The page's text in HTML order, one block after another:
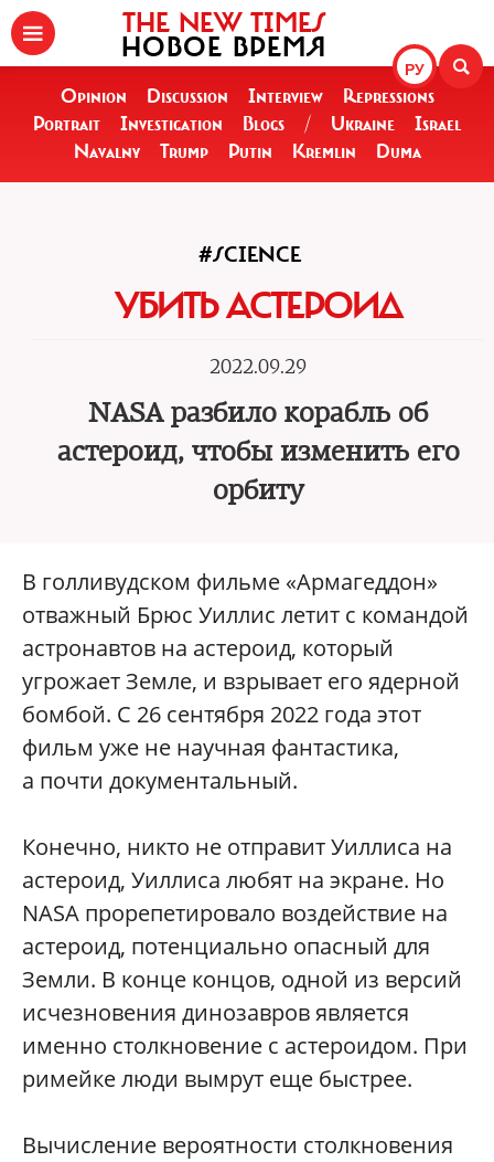
РУ
THE NEW TIMES
НОВОЕ ВРЕМЯ
Opinion Discussion Interview
Repressions
Portrait
Investigation Blogs / Ukraine
Israel
Navalny
Trump Putin Kremlin Duma
#SCIENCE
УБИТЬ АСТЕРОИД
2022.09.29
NASA разбило корабль об
астероид, чтобы изменить его
орбиту
В голливудском фильме «Армагеддон»
отважный Брюс Уиллис летит с командой
астронавтов на астероид, который
угрожает Земле, и взрывает его ядерной
бомбой. С 26 сентября 2022 года этот
фильм уже не научная фантастика,
а почти документальный.
Конечно, никто не отправит Уиллиса на
астероид, Уиллиса любят на экране. Но
NASA прорепетировало воздействие на
астероид, потенциально опасный для
Земли. В конце концов, одной из версий
исчезновения динозавров является
именно столкновение с астероидом. При
римейке люди вымрут еще быстрее.
Вычисление вероятности столкновения